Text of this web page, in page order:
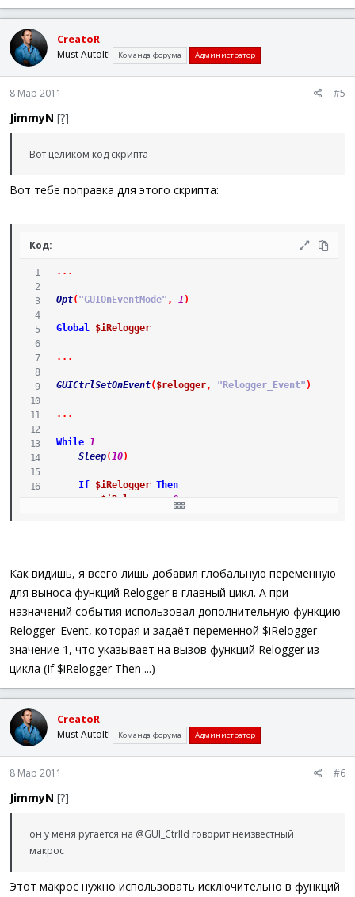
CreatoR
Must AutoIt! Команда форума Администратор
8 Мар 2011 #5
JimmyN [?]
Вот целиком код скрипта
Вот тебе поправка для этого скрипта:
Код:
. . .
Opt( "GUIOnEventMode" , 1 )
Global $iRelogger
. . .
GUICtrlSetOnEvent( $relogger, "Relogger_Event" )
. . .
While 1
Sleep(10)
If $iRelogger Then
$iRelogger
0
...
Func Relogger_Event( )
$iRelogger = 1
EndFunc
Func Relogger()
While 1
Sleep(1000)
.
EndFunc
Как видишь, я всего лишь добавил глобальную переменную
для выноса функций Relogger в главный цикл. А при
назначений события использовал дополнительную функцию
Relogger_Event, которая и задаёт переменной $iRelogger
значение 1, что указывает на вызов функций Relogger из
цикла (If $iRelogger Then ...)
CreatoR
Must AutoIt! Команда форума Администратор
8 Мар 2011 #6
JimmyN [?]
он у меня ругается на @GUI_CtrlId говорит неизвестный
макрос
Этот макрос нужно использовать исключительно в функций